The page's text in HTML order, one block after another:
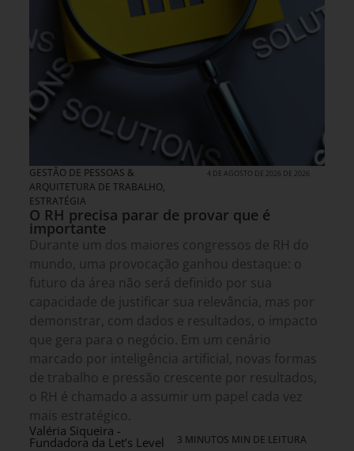
GESTÃO DE PESSOAS &
ARQUITETURA DE TRABALHO,
ESTRATÉGIA
4 DE AGOSTO DE 2026 DE 2026
O RH precisa parar de provar que é
importante
Durante um dos maiores congressos de RH do
mundo, uma provocação ganhou destaque: o
futuro da área não será definido por sua
capacidade de justificar sua relevância, mas por
demonstrar, com dados e resultados, o impacto
que gera para o negócio. Em um cenário
marcado por inteligência artificial, novas formas
de trabalho e pressão crescente por resultados,
o RH é chamado a assumir um papel cada vez
mais estratégico.
Valéria Siqueira -
Fundadora da Let’s Level 3 MINUTOS MIN DE LEITURA